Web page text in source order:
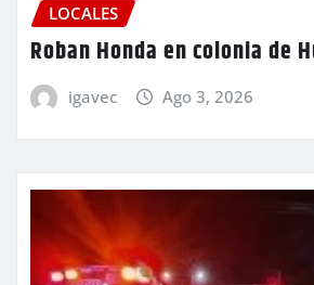
LOCALES
Roban Honda en colonia de
igavec Ago 3, 2026